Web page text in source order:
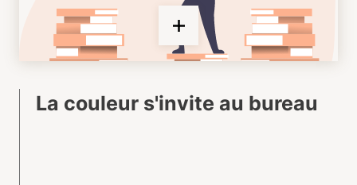
La couleur s'invite au bureau